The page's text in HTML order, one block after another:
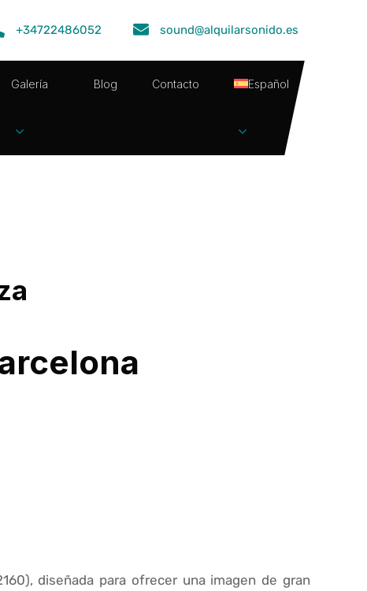
+34722486052 sound@alquilarsonido.es
Galería Blog Contacto Español
diseñada para ofrecer una imagen de gran